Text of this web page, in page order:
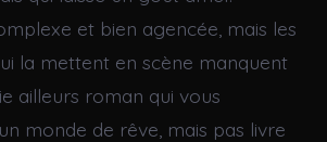
et bien agencée, mais les
la mettent en scène manquent
ailleurs roman qui vous
monde de rêve, mais pas livre